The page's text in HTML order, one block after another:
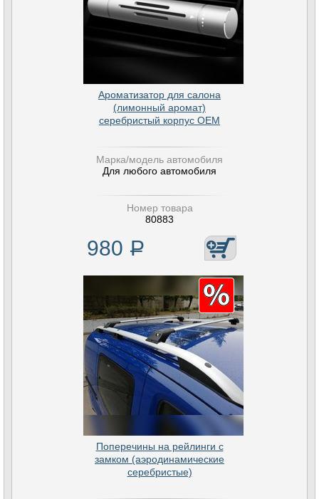
Ароматизатор для салона
(лимонный аромат)
серебристый корпус OEM
Марка/модель автомобиля
Для любого автомобиля
Номер товара
80883
980 Р
Поперечины на рейлинги с
замком (аэродинамические
серебристые)